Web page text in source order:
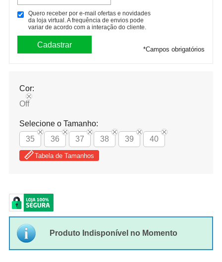
Quero receber por e-mail ofertas e novidades
da loja virtual. A frequência de envios pode
variar de acordo com a interação do cliente.
*Campos obrigatórios
Cor:
Off
Selecione o Tamanho:
35
36 37 38 39 40
Tabela de Tamanhos
Produto Indisponível no Momento